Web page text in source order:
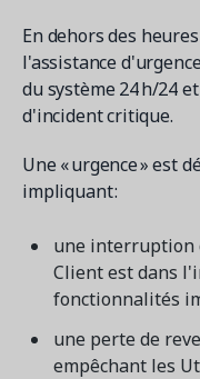
En dehors des
l'assistance
du système 24 h/24
d'incident critique.
Une « urgence » est
impliquant :
une interruption
Client est dans
fonctionnalités
une perte de
empêchant les